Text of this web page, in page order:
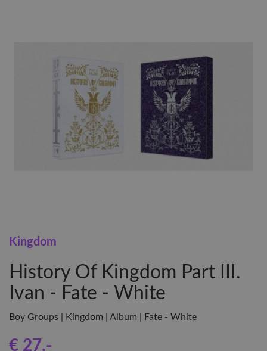
Kingdom
History Of Kingdom Part III.
Ivan - Fate - White
Boy Groups | Kingdom | Album | Fate - White
€ 27,-